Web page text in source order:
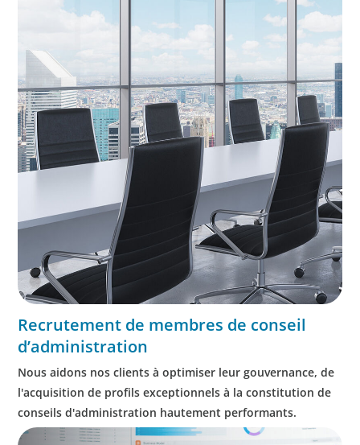
choix judicieux, à accélérer les successions et à minimiser
les risques liés au leadership.
Recrutement de membres de conseil
d’administration
Nous aidons nos clients à optimiser leur gouvernance, de
l'acquisition de profils exceptionnels à la constitution de
conseils d'administration hautement performants.